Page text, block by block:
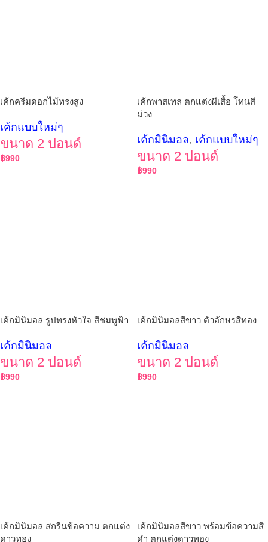
เค้กครีมดอกไม้ทรงสูง
เค้กแบบใหม่ๆ
ขนาด 2 ปอนด์
฿990
เค้กพาสเทล ตกแต่งผีเสื้อ โทนสี
ม่วง
เค้กมินิมอล, เค้กแบบใหม่ๆ
ขนาด 2 ปอนด์
฿990
เค้กมินิมอล รูปทรงหัวใจ สีชมพูฟ้า
เค้กมินิมอล
ขนาด 2 ปอนด์
฿990
เค้กมินิมอลสีขาว ตัวอักษรสีทอง
เค้กมินิมอล
ขนาด 2 ปอนด์
฿990
เค้กมินิมอล สกรีนข้อความ ตกแต่ง
ดาวทอง
เค้กมินิมอลสีขาว พร้อมข้อความสี
ดำ ตกแต่งดาวทอง